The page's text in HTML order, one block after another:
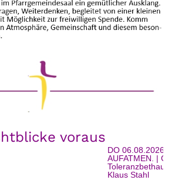
voraus
DO 06.08.2026 -
AUFATMEN. |
Toleranzbethaus
Klaus Stahl